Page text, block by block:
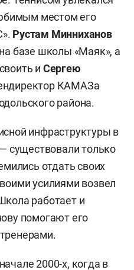
местом его
Рустам Минниханов
базе школы «Маяк», а
и Сергею
КАМАЗа
района.
инфраструктуры в
существовали только
отдать своих
усилиями возвел
работает и
помогают его
2000-х, когда в